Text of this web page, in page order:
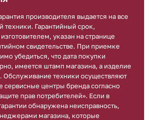
производителя выдается на все
техники. Гарантийный срок,
указан на странице
свидетельстве. При приемке
убедиться, что дата покупки
имеется штамп магазина, а изделие
Обслуживание техники осуществляют
сервисные центры бренда согласно
прав потребителей». Если в
обнаружена неисправность,
магазина, которые